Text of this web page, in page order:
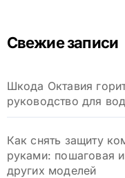
:Свежие записи
Шкода Октавия
руководство для
Как снять защиту
руками: пошаговая
других моделей